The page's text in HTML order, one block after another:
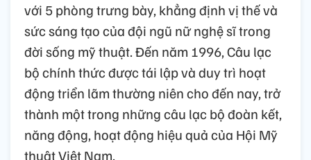
với 5 phòng trưng bày, khẳng định vị thế và
sức sáng tạo của đội ngũ nữ nghệ sĩ trong
đời sống mỹ thuật. Đến năm 1996, Câu lạc
bộ chính thức được tái lập và duy trì hoạt
động triển lãm thường niên cho đến nay, trở
thành một trong những câu lạc bộ đoàn kết,
năng động, hoạt động hiệu quả của Hội Mỹ
thuật Việt Nam.